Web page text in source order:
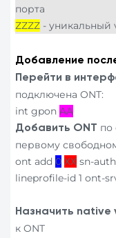
порта
ZZZZ - уникальный
Добавление
Перейти в
подключена ONT:
int gponAA
Добавить ONT по
первому
ont add0 ХХ sn-
lineprofile-id 1 ont-
Назначить native
к ONT